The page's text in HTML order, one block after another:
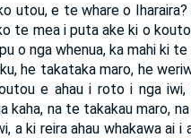
utou, e te whare o
te mea i puta ake ki o
o nga whenua, ka mahi ki
he takataka maro, he
e ahau i roto i nga
kaha, na te takakau maro,
a ki reira ahau whakawa ai i